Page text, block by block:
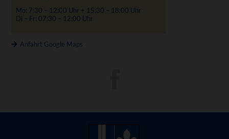
Mo: 7:30 – 12:00 Uhr + 15:30 – 18:00 Uhr
Di – Fr: 07:30 – 12:00 Uhr
Anfahrt Google Maps